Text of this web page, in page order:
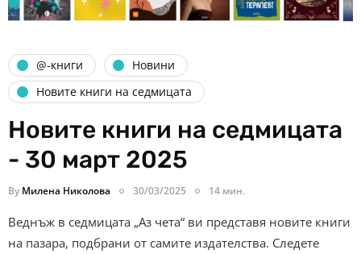
@-книги
Новини
Новите книги на седмицата
Новите книги на седмицата
- 30 март 2025
By Милена Николова 30/03/2025 14 мин.
Веднъж в седмицата „Аз чета“ ви представя новите книги
на пазара, подбрани от самите издателства. Следете